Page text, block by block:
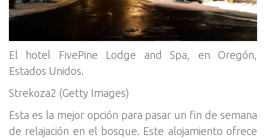
El hotel FivePine Lodge and Spa, en Oregón,
Estados Unidos.
Strekoza2 (Getty Images)
Esta es la mejor opción para pasar un fin de semana
de relajación en el bosque. Este alojamiento ofrece